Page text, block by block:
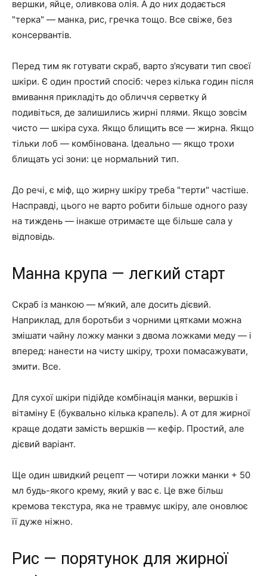
вершки, яйце, оливкова олія. А до них додається
"терка" — манка, рис, гречка тощо. Все свіже, без
консервантів.
Перед тим як готувати скраб, варто з’ясувати тип своєї
шкіри. Є один простий спосіб: через кілька годин після
вмивання прикладіть до обличчя серветку й
подивіться, де залишились жирні плями. Якщо зовсім
чисто — шкіра суха. Якщо блищить все — жирна. Якщо
тільки лоб — комбінована. Ідеально — якщо трохи
блищать усі зони: це нормальний тип.
До речі, є міф, що жирну шкіру треба "терти" частіше.
Насправді, цього не варто робити більше одного разу
на тиждень — інакше отримаєте ще більше сала у
відповідь.
Манна крупа — легкий старт
Скраб із манкою — м’який, але досить дієвий.
Наприклад, для боротьби з чорними цятками можна
змішати чайну ложку манки з двома ложками меду — і
вперед: нанести на чисту шкіру, трохи помасажувати,
змити. Все.
Для сухої шкіри підійде комбінація манки, вершків і
вітаміну Е (буквально кілька крапель). А от для жирної
краще додати замість вершків — кефір. Простий, але
дієвий варіант.
Ще один швидкий рецепт — чотири ложки манки + 50
мл будь-якого крему, який у вас є. Це вже більш
кремова текстура, яка не травмує шкіру, але оновлює
її дуже ніжно.
Рис — порятунок для жирної